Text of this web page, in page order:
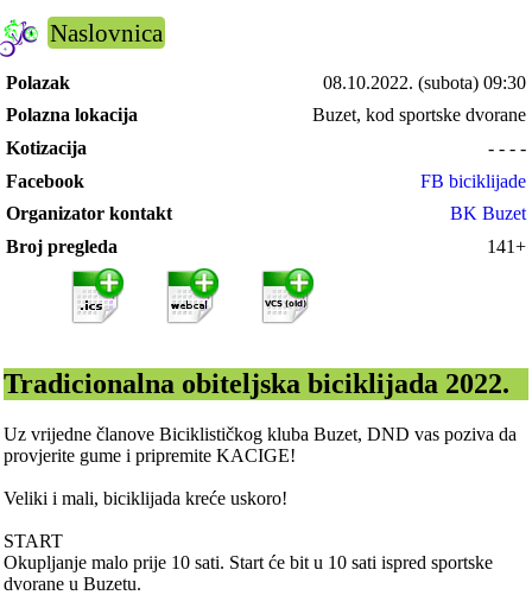
Naslovnica
Polazak 08.10.2022. (subota) 09:30
Polazna lokacija
Buzet, kod sportske dvorane
Kotizacija
- - - -
Facebook
FB biciklijade
Organizator kontakt
BK Buzet
Broj pregleda
141+
Tradicionalna obiteljska biciklijada 2022.
Uz vrijedne članove Biciklističkog kluba Buzet, DND vas poziva da
provjerite gume i pripremite KACIGE!
Veliki i mali, biciklijada kreće uskoro!
START
Okupljanje malo prije 10 sati. Start će bit u 10 sati ispred sportske
dvorane u Buzetu.